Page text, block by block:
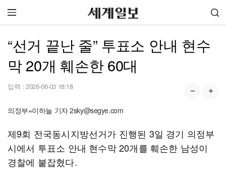
“선거 끝난 줄” 투표소 안내 현수
막 20개 훼손한 60대
입력 : 2026-06-03 18:18
의정부=이하늘 기자 2sky@segye.com
제9회 전국동시지방선거가 진행된 3일 경기 의정부
시에서 투표소 안내 현수막 20개를 훼손한 남성이
경찰에 붙잡혔다.